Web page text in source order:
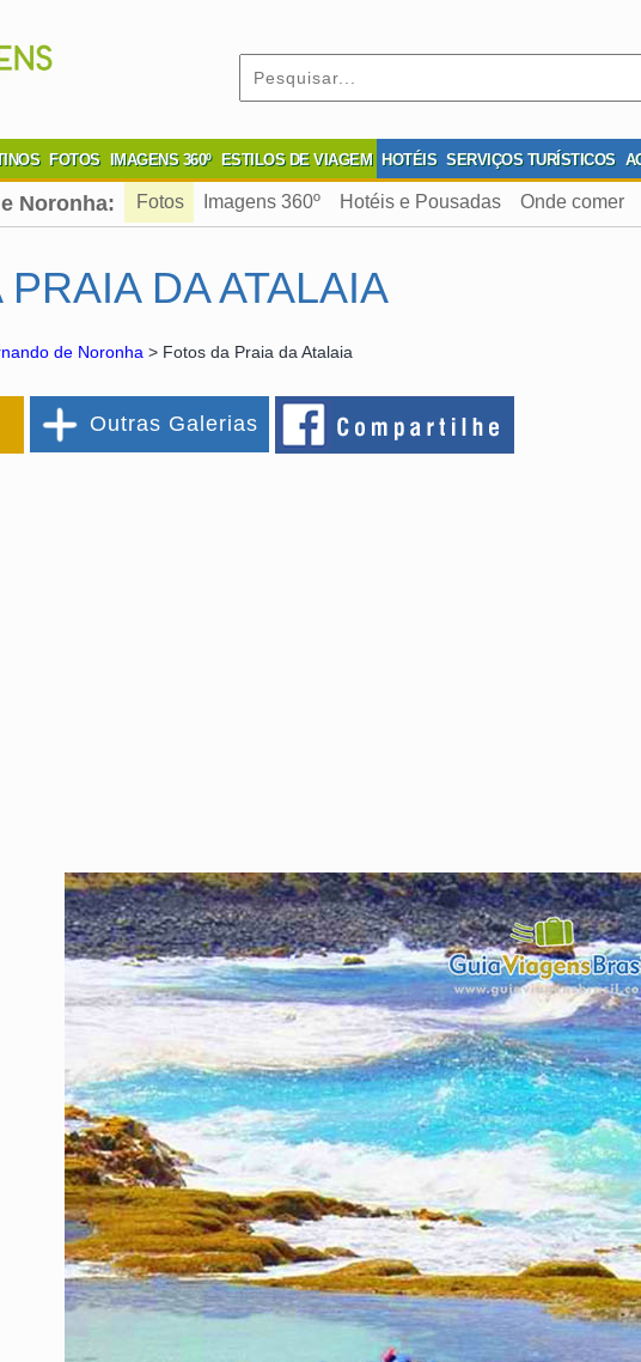
FOTOS IMAGENS 360º ESTILOS DE VIAGEM HOTÉIS SERVIÇOS TURÍSTICOS
Noronha: Fotos Imagens 360º Hotéis e Pousadas Onde comer
DA ATALAIA
de Noronha > Fotos da Praia da Atalaia
Outras Galerias